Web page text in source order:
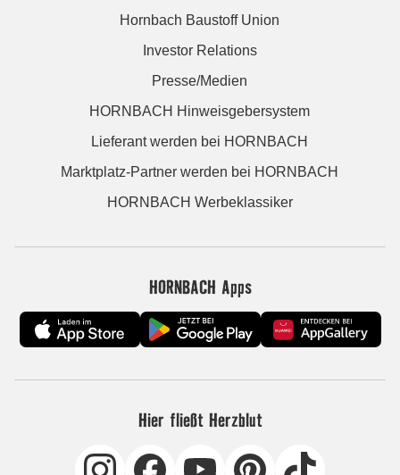
Hornbach Baustoff Union
Investor Relations
Presse/Medien
HORNBACH Hinweisgebersystem
Lieferant werden bei HORNBACH
Marktplatz-Partner werden bei HORNBACH
HORNBACH Werbeklassiker
HORNBACH Apps
Hier fließt Herzblut